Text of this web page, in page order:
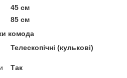
45 см
85 см
комода
Телескопічні (кулькові)
Так